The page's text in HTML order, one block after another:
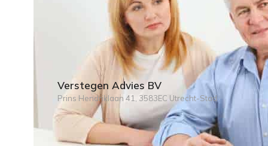
Verstegen Advies BV
Prins Hendriklaan 41, 3583EC Utrecht-Stad